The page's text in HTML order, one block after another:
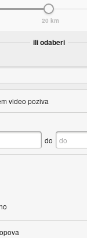
20 km
ili odaberi
video poziva
do